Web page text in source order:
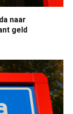
naar
geld